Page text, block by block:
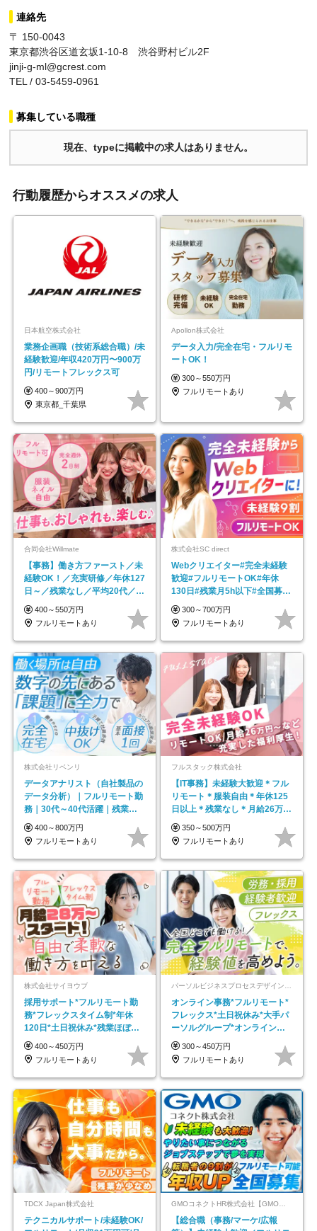
連絡先
〒 150-0043
東京都渋谷区道玄坂1-10-8 渋谷野村ビル2F
jinji-g-ml@gcrest.com
TEL / 03-5459-0961
募集している職種
現在、typeに掲載中の求人はありません。
行動履歴からオススメの求人
日本航空株式会社
業務企画職（技術系総合職）/未
経験歓迎/年収420万円〜900万
円/リモートフレックス可
400～900万円
東京都_千葉県
Apollon株式会社
データ入力/完全在宅・フルリモ
ートOK！
300～550万円
フルリモートあり
合同会社Willmate
【事務】働き方ファースト／未
経験OK！／充実研修／年休127
日～／残業なし／平均20代／リ
モートOK
400～550万円
フルリモートあり
株式会社SC direct
Webクリエイター#完全未経験
歓迎#フルリモートOK#年休
130日#残業月5h以下#全国募集
#最大1年の研修
300～700万円
フルリモートあり
株式会社リベンリ
データアナリスト（自社製品の
データ分析）｜フルリモート勤
務｜30代～40代活躍｜残業少
なめ｜子育て社員多数活躍
400～800万円
フルリモートあり
フルスタック株式会社
【IT事務】未経験大歓迎＊フル
リモート＊服装自由＊年休125
日以上＊残業なし＊月給26万円
以上
350～500万円
フルリモートあり
株式会社サイヨウブ
採用サポート*フルリモート勤
務*フレックスタイム制*年休
120日*土日祝休み*残業ほぼな
し*育児中社員8割以上
400～450万円
フルリモートあり
オンライン事務*フルリモート*
フレックス*土日祝休み*大手パ
ーソルグループ*オンライン面
接*30～40代活躍中
300～450万円
フルリモートあり
TDCX Japan株式会社
テクニカルサポート/未経験OK/
GMOコネクトHR株式会社【GMOインターネットグループ】
【総合職（事務/マーケ/広報